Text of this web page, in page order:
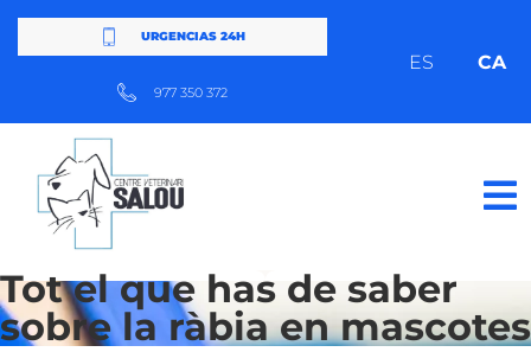
ES CA
URGENCIAS 24H
977 350 372
Tot el que has de saber
sobre la ràbia en mascotes